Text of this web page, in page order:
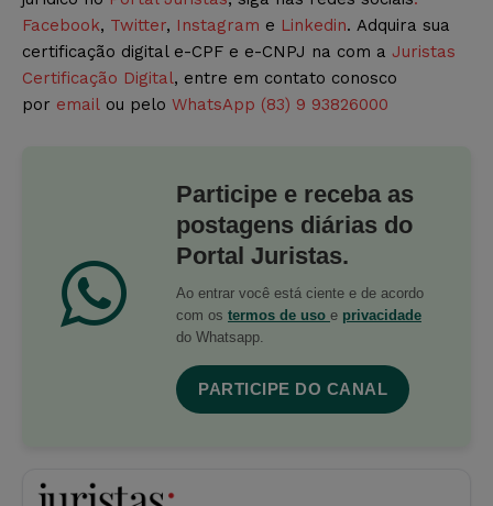
Facebook, Twitter, Instagram e Linkedin. Adquira sua
certificação digital e-CPF e e-CNPJ na com a Juristas
Certificação Digital, entre em contato conosco
por email ou pelo WhatsApp (83) 9 93826000
Participe e receba as
postagens diárias do
Portal Juristas.
Ao entrar você está ciente e de acordo
com os termos de uso e privacidade
do Whatsapp.
PARTICIPE DO CANAL